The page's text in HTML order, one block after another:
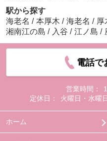
駅から探す
海老名 / 本厚木 / 海老名 / 厚
湘南江の島 / 入谷 / 江ノ島 /
電話で
営業時間：
定休日：
火曜日・水曜
ホーム